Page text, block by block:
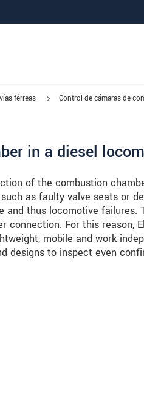
férreas Control de cámaras de
in a diesel
of the combustion
as faulty valve seats or
thus locomotive failures.
connection. For this reason,
mobile and work
designs to inspect even